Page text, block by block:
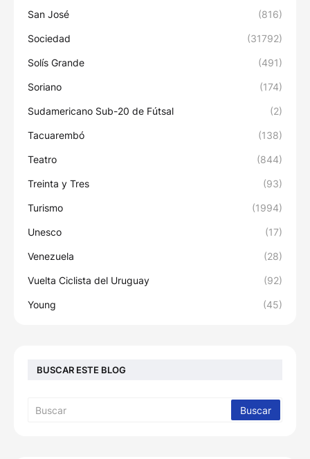
San José (816)
Sociedad (31792)
Solís Grande (491)
Soriano (174)
Sudamericano Sub-20 de Fútsal (2)
Tacuarembó (138)
Teatro (844)
Treinta y Tres (93)
Turismo (1994)
Unesco (17)
Venezuela (28)
Vuelta Ciclista del Uruguay (92)
Young (45)
BUSCAR ESTE BLOG